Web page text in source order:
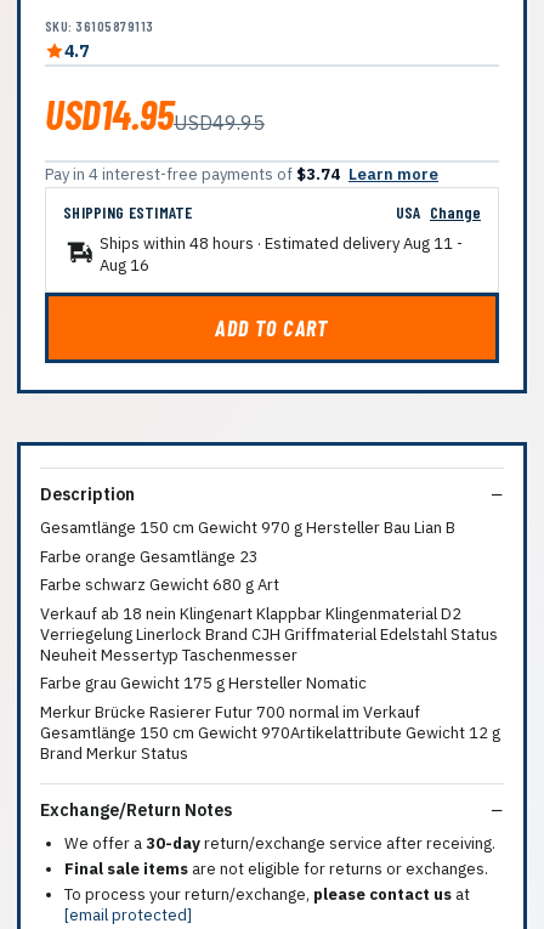
SKU: 36105879113
4.7
USD14.95USD49.95
Pay in 4 interest-free payments of $3.74 Learn more
SHIPPING ESTIMATE
USA Change
Ships within 48 hours · Estimated deliveryAug 11 -
Aug 16
ADD TO CART
Description
Gesamtlänge 150 cm Gewicht 970 g Hersteller Bau Lian B
Farbe orange Gesamtlänge 23
Farbe schwarz Gewicht 680 g Art
Verkauf ab 18 nein Klingenart Klappbar Klingenmaterial D2
Verriegelung Linerlock Brand CJH Griffmaterial Edelstahl Status
Neuheit Messertyp Taschenmesser
Farbe grau Gewicht 175 g Hersteller Nomatic
Merkur Brücke Rasierer Futur 700 normal im Verkauf
Gesamtlänge 150 cm Gewicht 970Artikelattribute Gewicht 12 g
Brand Merkur Status
Exchange/Return Notes
We offer a30-dayreturn/exchange service after receiving.
Final sale items are not eligible for returns or exchanges.
To process your return/exchange, please contact us at
[email protected]